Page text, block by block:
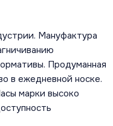
Мануфактура
Продуманная
в ежедневной носке.
марки высоко